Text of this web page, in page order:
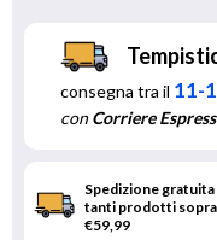
consegna tra il 11-
conCorriere
Spedizione gratuita
tanti prodotti
€59,99